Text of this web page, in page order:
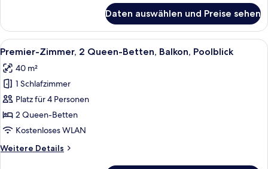
Zimmer,
1 King-
Bett
Schlafsofa
Daten auswählen und Preise sehen
Alle
Fotos
für
Premier-
Zimmer,
2 Queen-
Betten,
Poolblick
Ein Hotelzimmer mit zwei Betten,
7
Premier-Zimmer, 2 Queen-Betten, Balkon, Poolblick
40 m²
1 Schlafzimmer
Platz für 4 Personen
2 Queen-Betten
Kostenloses WLAN
Weitere Details
Weitere